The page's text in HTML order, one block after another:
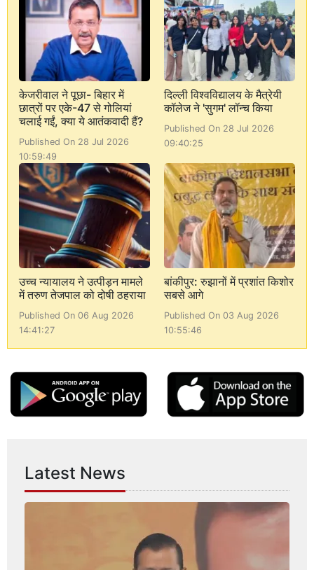
केजरीवाल ने पूछा- बिहार में
छात्रों पर एके-47 से गोलियां
चलाई गईं, क्या ये आतंकवादी हैं?
Published On 28 Jul 2026
10:59:49
दिल्ली विश्वविद्यालय के मैत्रेयी
कॉलेज ने 'सुगम' लॉन्च किया
Published On 28 Jul 2026
09:40:25
उच्च न्यायालय ने उत्पीड़न मामले
में तरुण तेजपाल को दोषी ठहराया
Published On 06 Aug 2026
14:41:27
बांकीपुर: रुझानों में प्रशांत किशोर
सबसे आगे
Published On 03 Aug 2026
10:55:46
Latest News